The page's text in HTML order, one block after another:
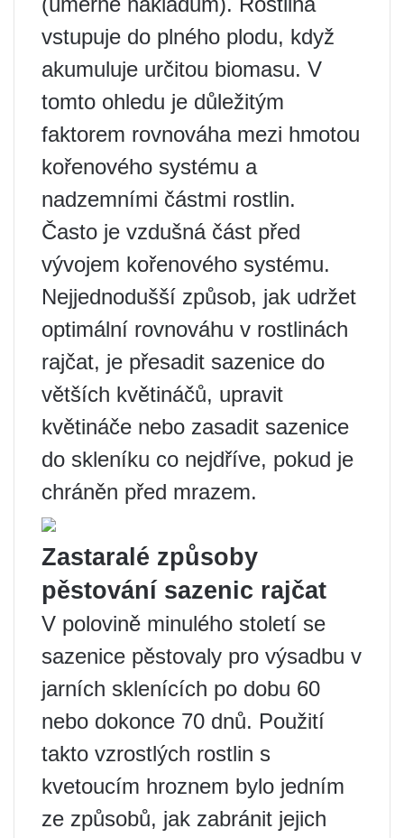
vstupuje do plného plodu, když
akumuluje určitou biomasu. V
tomto ohledu je důležitým
faktorem rovnováha mezi hmotou
kořenového systému a
nadzemními částmi rostlin.
Často je vzdušná část před
vývojem kořenového systému.
Nejjednodušší způsob, jak udržet
optimální rovnováhu v rostlinách
rajčat, je přesadit sazenice do
větších květináčů, upravit
květináče nebo zasadit sazenice
do skleníku co nejdříve, pokud je
chráněn před mrazem.
Zastaralé způsoby
pěstování sazenic rajčat
V polovině minulého století se
sazenice pěstovaly pro výsadbu v
jarních sklenících po dobu 60
nebo dokonce 70 dnů. Použití
takto vzrostlých rostlin s
kvetoucím hroznem bylo jedním
ze způsobů, jak zabránit jejich